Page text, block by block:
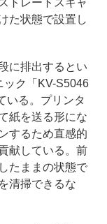
トレートスキャ
た状態で設置し
に排出するとい
ック「KV-S5046
いる。プリンタ
紙を送る形にな
するため直感的
献している。前
たままの状態で
清掃できるな